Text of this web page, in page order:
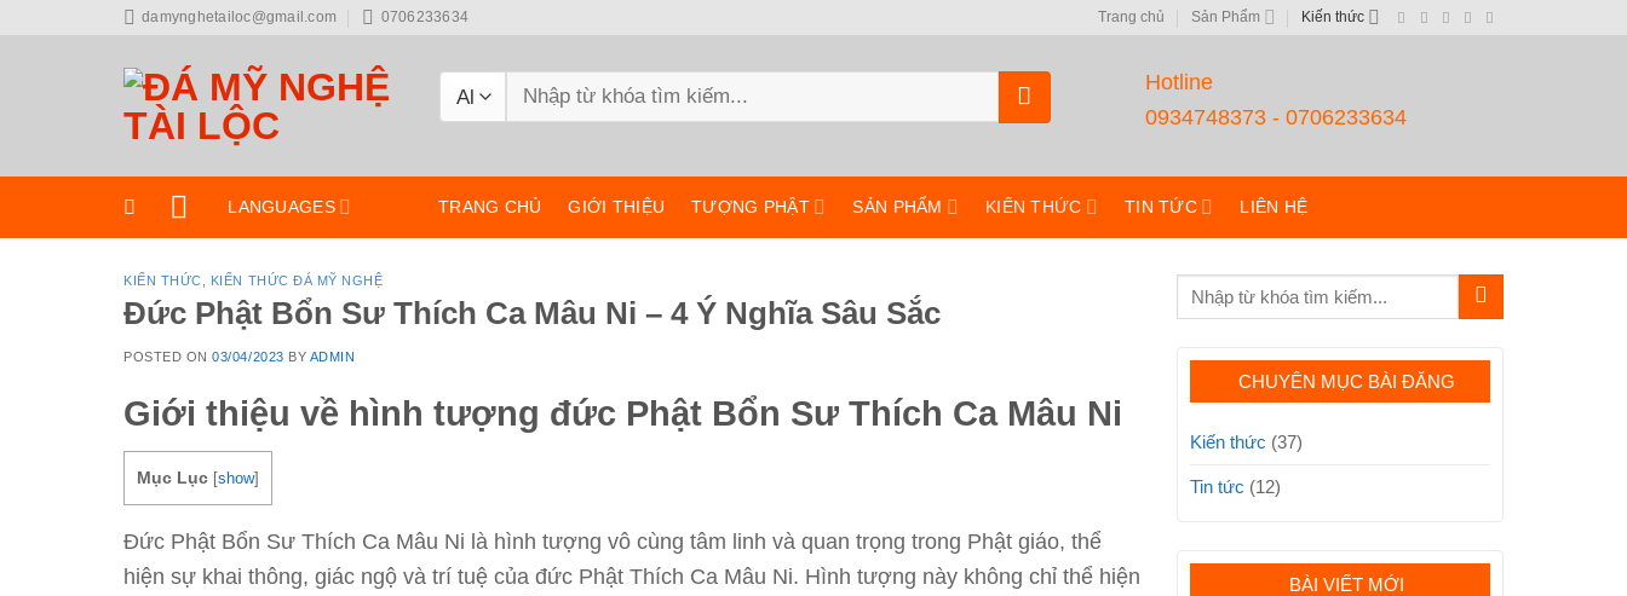
damynghetailoc@gmail.com 0706233634 Trang chủ Sản Phẩm Kiến thức
Tìm
Hotline
0934748373 - 0706233634
LANGUAGES TRANG CHỦ GIỚI THIỆU TƯỢNG PHẬT SẢN PHẨM KIẾN THỨC TIN TỨC LIÊN HỆ
KIẾN THỨC KIẾN THỨC ĐÁ MỸ NGHỆ
Đức Phật Bổn Sư Thích Ca Mâu Ni – 4 Ý Nghĩa Sâu Sắc
POSTED ON03/04/2023 BY ADMIN
Giới thiệu về hình tượng đức Phật Bổn Sư Thích Ca Mâu Ni
Mục Lục [show]
Đức Phật Bổn Sư Thích Ca Mâu Ni là hình tượng vô cùng tâm linh và quan trọng trong Phật giáo, thể
hiện sự khai thông, giác ngộ và trí tuệ của đức Phật Thích Ca Mâu Ni. Hình tượng này không chỉ thể hiện
CHUYÊN MỤC BÀI ĐĂNG
Kiến thức (37)
Tin tức (12)
BÀI VIẾT MỚI